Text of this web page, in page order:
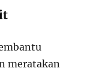
meratakan